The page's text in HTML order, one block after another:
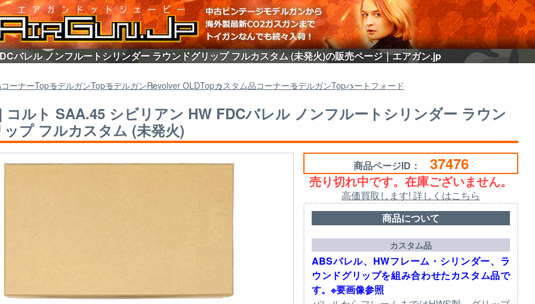
バレル ノンフルートシリンダー ラウンドグリップ フルカスタム (未発火)の販売ページ｜エアガン.jp
ーナーTopモデルガンTopモデルガンRevolver OLDTopカスタム品コーナーモデルガンTopハートフォード
コルト SAA.45 シビリアン HW FDCバレル ノンフルートシリンダー ラウン
プ フルカスタム (未発火)
商品ページID： 37476
売り切れ中です。在庫ございません。
高価買取します! 詳しくはこちら
商品について
カスタム品
ABSバレル、HWフレーム・シリンダー、ラ
ウンドグリップを組み合わせたカスタム品で
す。※要画像参照